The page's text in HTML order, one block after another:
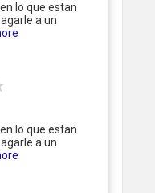
lo que estan
a un
lo que estan
a un